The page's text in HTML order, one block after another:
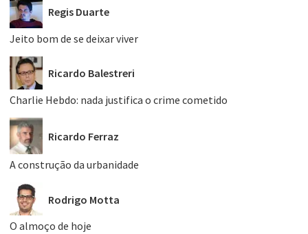
Regis Duarte
Jeito bom de se deixar viver
Ricardo Balestreri
Charlie Hebdo: nada justifica o crime cometido
Ricardo Ferraz
A construção da urbanidade
Rodrigo Motta
O almoço de hoje